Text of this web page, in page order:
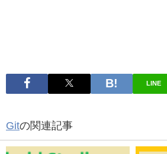
LINE
Gitの関連記事